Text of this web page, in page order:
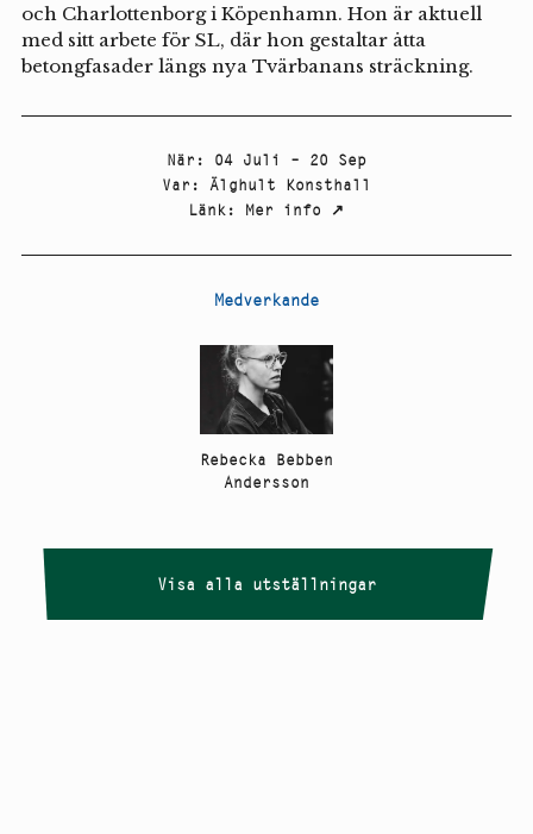
och Charlottenborg i Köpenhamn. Hon är aktuell
med sitt arbete för SL, där hon gestaltar åtta
betongfasader längs nya Tvärbanans sträckning.
När : 04 Juli – 20 Sep
Var : Älghult Konsthall
Länk: Mer info ↗
Medverkande
Rebecka Bebben
Andersson
Visa alla utställningar